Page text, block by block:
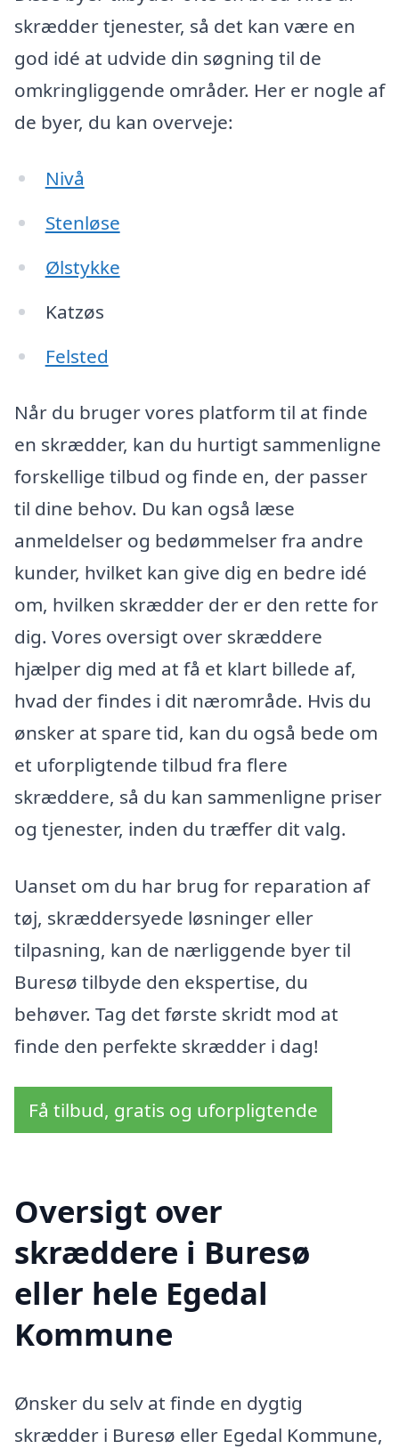
skrædder tjenester, så det kan være en
god idé at udvide din søgning til de
omkringliggende områder. Her er nogle af
de byer, du kan overveje:
Nivå
Stenløse
Ølstykke
Katzøs
Felsted
Når du bruger vores platform til at finde
en skrædder, kan du hurtigt sammenligne
forskellige tilbud og finde en, der passer
til dine behov. Du kan også læse
anmeldelser og bedømmelser fra andre
kunder, hvilket kan give dig en bedre idé
om, hvilken skrædder der er den rette for
dig. Vores oversigt over skræddere
hjælper dig med at få et klart billede af,
hvad der findes i dit nærområde. Hvis du
ønsker at spare tid, kan du også bede om
et uforpligtende tilbud fra flere
skræddere, så du kan sammenligne priser
og tjenester, inden du træffer dit valg.
Uanset om du har brug for reparation af
tøj, skræddersyede løsninger eller
tilpasning, kan de nærliggende byer til
Buresø tilbyde den ekspertise, du
behøver. Tag det første skridt mod at
finde den perfekte skrædder i dag!
Få tilbud, gratis og uforpligtende
Oversigt over
skræddere i Buresø
eller hele Egedal
Kommune
Ønsker du selv at finde en dygtig
skrædder i Buresø eller Egedal Kommune,